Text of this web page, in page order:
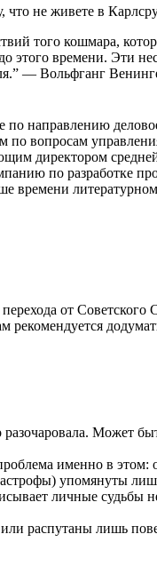
что не живете в
того кошмара,
времени. Эти
― Вольфганг
по направлению
вопросам
директором
по разработке
времени
от Советского
рекомендуется
Может
именно в этом:
упомянуты
личные
распутаны лишь